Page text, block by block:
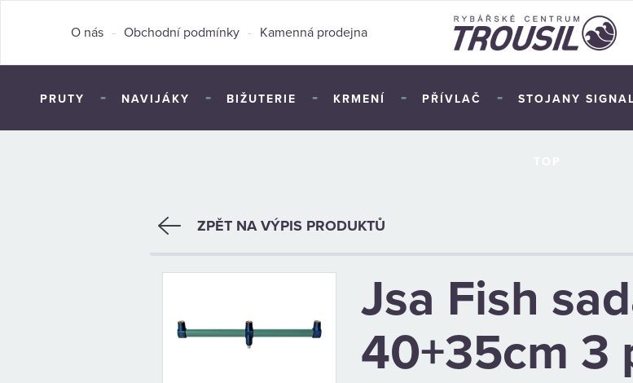
O nás - Obchodní podmínky - Kamenná prodejna
PRUTY - NAVIJÁKY - BIŽUTERIE - KRMENÍ - PŘÍVLAČ - STOJANY
ZPĚT NA VÝPIS PRODUKTŮ
Jsa Fish
40+35cm 3